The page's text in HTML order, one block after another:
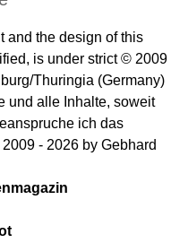
and the design of this
is under strict © 2009
Thuringia (Germany)
und alle Inhalte, soweit
ich das
- 2026 by Gebhard